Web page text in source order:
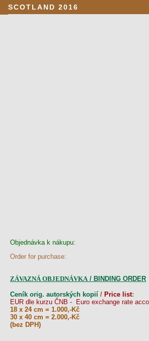
SCOTLAND 2016
Objednávka k nákupu:
Order for purchase:
ZÁVAZNÁ OBJEDNÁVKA/ BINDING ORDER
Ceník orig. autorských kopií / Price list:
EUR dle kurzu ČNB - Euro exchange rate
18 x 24 cm = 1.000,-Kč
30 x 40 cm = 2.000,-Kč
(bez DPH)